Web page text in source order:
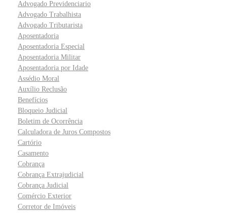
Advogado Previdenciario
Advogado Trabalhista
Advogado Tributarista
Aposentadoria
Aposentadoria Especial
Aposentadoria Militar
Aposentadoria por Idade
Assédio Moral
Auxílio Reclusão
Benefícios
Bloqueio Judicial
Boletim de Ocorrência
Calculadora de Juros Compostos
Cartório
Casamento
Cobrança
Cobrança Extrajudicial
Cobrança Judicial
Comércio Exterior
Corretor de Imóveis